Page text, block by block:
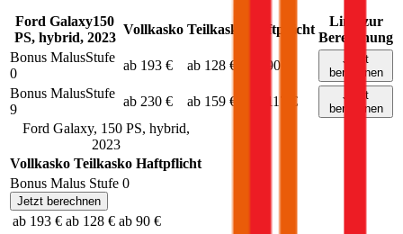
Ford Galaxy150
PS, hybrid, 2023
Vollkasko Teilkasko Haftpflicht
Link zur
Berechnung
Bonus MalusStufe
0
ab 193 € ab 128 € ab 90 €
Jetzt
berechnen
Bonus MalusStufe
9
ab 230 € ab 159 € ab 117 €
Jetzt
berechnen
Ford Galaxy, 150PS, hybrid,
2023
Vollkasko Teilkasko Haftpflicht
Bonus Malus Stufe 0
Jetzt berechnen
ab 193 € ab 128 € ab 90 €